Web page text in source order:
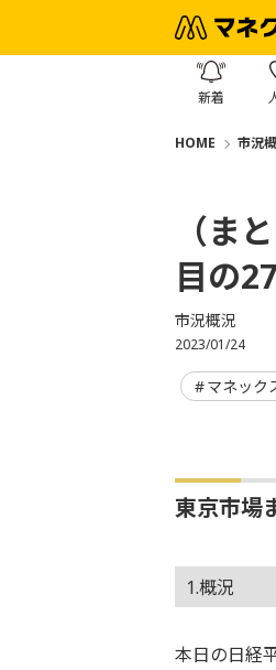
新着
HOME 市況
（ま
目の
市況概況
2023/01/24
マネック
東京市場
1.概況
本日の日経